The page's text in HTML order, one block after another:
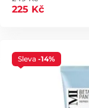
225 Kč
Sleva -14%